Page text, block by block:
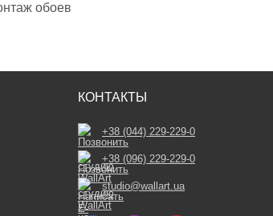
обоев
КОНТАКТЫ
+38 (044) 229-229-0
+38 (096) 229-229-0
studio@wallart.ua